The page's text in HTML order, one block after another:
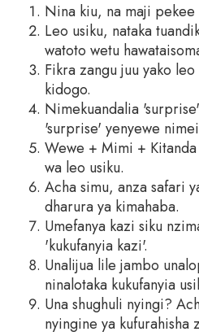
Nina kiu, na maji pekee
Leo usiku, nataka
watoto wetu
Fikra zangu juu yako
kidogo.
Nimekuandalia
'surprise' yenyewe
Wewe + Mimi +
wa leo usiku.
Acha simu, anza safari
dharura ya kimahaba.
Umefanya kazi siku
'kukufanyia kazi'.
Unalijua lile jambo
ninalotaka kukufanyia
Una shughuli nyingi?
nyingine ya kufurahisha